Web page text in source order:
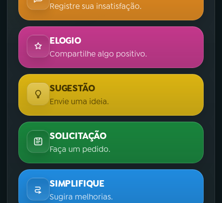
Registre sua insatisfação.
ELOGIO
Compartilhe algo positivo.
SUGESTÃO
Envie uma ideia.
SOLICITAÇÃO
Faça um pedido.
SIMPLIFIQUE
Sugira melhorias.